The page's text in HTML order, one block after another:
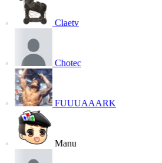
Claetv
Chotec
FUUUAAARK
Manu